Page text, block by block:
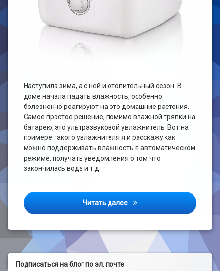
Наступила зима, а с ней и отопительный сезон. В
доме начала падать влажность, особенно
болезненно реагируют на это домашние растения.
Самое простое решение, помимо влажной тряпки на
батарею, это ультразвуковой увлажнитель. Вот на
примере такого увлажнителя я и расскажу как
можно поддерживать влажность в автоматическом
режиме, получать уведомления о том что
закончилась вода и т.д.
Читать далее Увлажнитель воздуха,
Подписаться на блог по эл. почте